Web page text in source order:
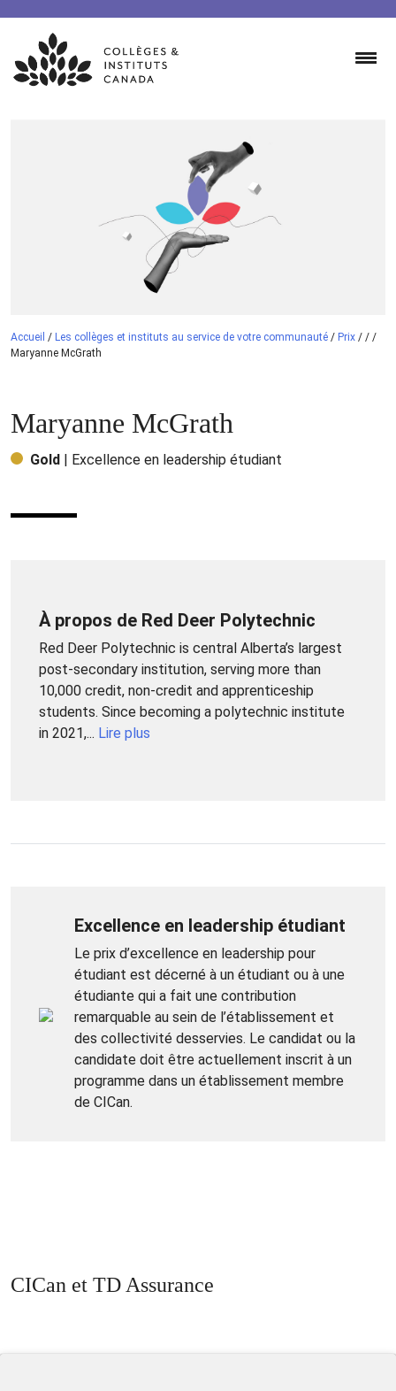
Skip
content
Accueil / Les collèges et instituts au service de votre communauté / Prix / / /
Maryanne McGrath
Maryanne McGrath
Gold | Excellence en leadership étudiant
À propos de Red Deer Polytechnic
Red Deer Polytechnic is central Alberta’s largest
post-secondary institution, serving more than
10,000 credit, non-credit and apprenticeship
students. Since becoming a polytechnic institute
in 2021,... Lire plus
Excellence en leadership étudiant
Le prix d’excellence en leadership pour
étudiant est décerné à un étudiant ou à une
étudiante qui a fait une contribution
remarquable au sein de l’établissement et
des collectivité desservies. Le candidat ou la
candidate doit être actuellement inscrit à un
programme dans un établissement membre
de CICan.
CICan et TD Assurance